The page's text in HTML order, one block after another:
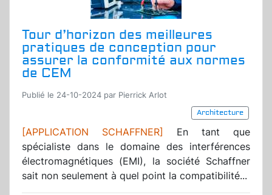
Tour d’horizon des meilleures
pratiques de conception pour
assurer la conformité aux normes
de CEM
Publié le 24-10-2024 par Pierrick Arlot
Architecture
[APPLICATION SCHAFFNER] En tant que
spécialiste dans le domaine des interférences
électromagnétiques (EMI), la société Schaffner
sait non seulement à quel point la compatibilité...